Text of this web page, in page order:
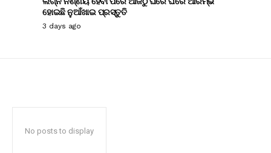
ହୋଇଛି ନୁଆଁଖାଇ ପ୍ରସ୍ତୁତି
3 days ago
No posts to display